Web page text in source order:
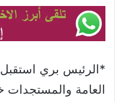
*الرئيس بري استقبل
العامة والمستجدات